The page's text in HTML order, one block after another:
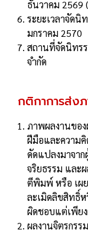
ธันวาคม 2569
ระยะเวลาจัดนิ
มกราคม 2570
สถานที่จัดนิทร
จํากัด
กติกาการส่ง
ภาพผลงานขอ
ฝีมือและความคิ
ดัดแปลงมาจา
จริยธรรม และ
ตีพิมพ์ หรือ เผ
ละเมิดลิขสิทธิ์
ผิดชอบแต่เพียง
ผลงานจิตรกรร